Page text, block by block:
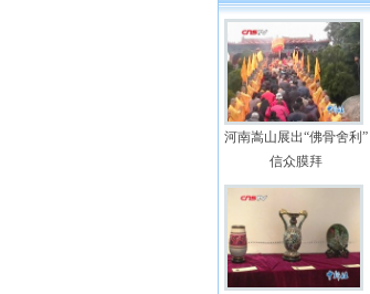
河南嵩山展出“佛骨舍利”
信众膜拜